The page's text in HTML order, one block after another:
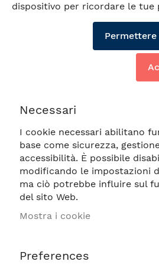
SPLENDOR
10,40
Vai
all'inizio
dispositivo per ricordare le tue
Necessari
I cookie necessari abilitano
base come sicurezza,
accessibilità. È possibile
modificando le impostazioni
ma ciò potrebbe influire sul
del sito Web.
Mostra i cookie
Preferences